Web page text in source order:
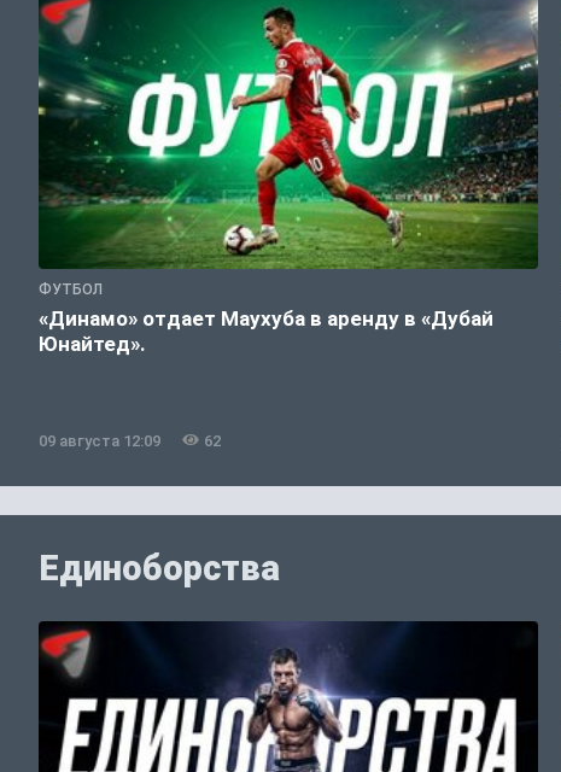
ФУТБОЛ
«Динамо» отдает Маухуба в аренду в «Дубай
Юнайтед».
09 августа 12:09 62
Единоборства